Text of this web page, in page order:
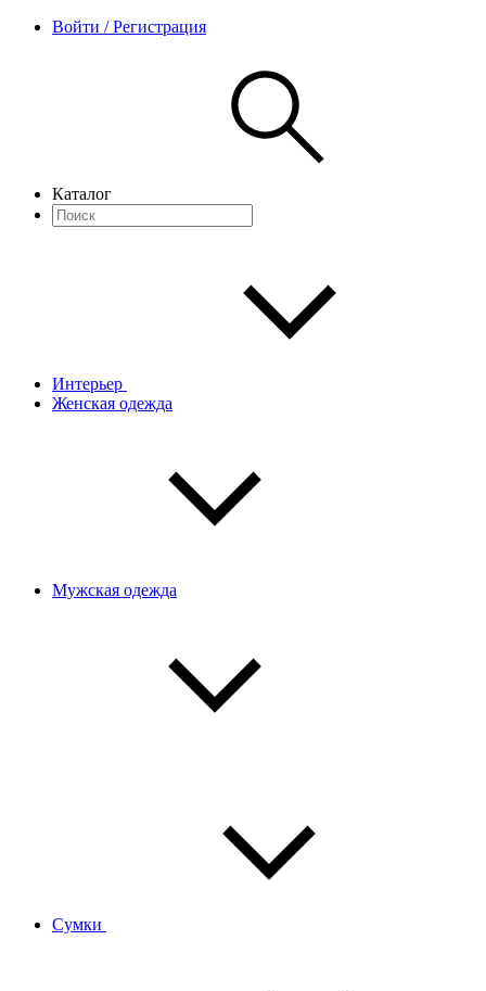
Войти / Регистрация
Каталог
Интерьер
Женская одежда
Мужская одежда
Сумки